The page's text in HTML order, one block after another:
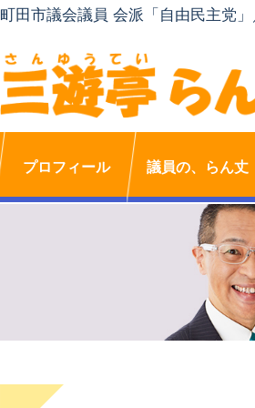
町田市議会議員 会派「自由民主党
プロフィール 議員の、らん丈